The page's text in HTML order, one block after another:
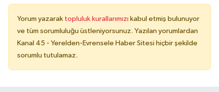
Yorum yazarak topluluk kurallarımızı kabul etmiş bulunuyor
ve tüm sorumluluğu üstleniyorsunuz. Yazılan yorumlardan
Kanal 45 - Yerelden-Evrensele Haber Sitesi hiçbir şekilde
sorumlu tutulamaz.